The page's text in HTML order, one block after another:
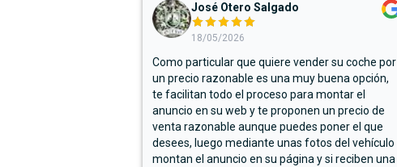
José Otero Salgado
18/05/2026
Como particular que quiere vender su coche por
un precio razonable es una muy buena opción,
te facilitan todo el proceso para montar el
anuncio en su web y te proponen un precio de
venta razonable aunque puedes poner el que
desees, luego mediante unas fotos del vehículo
montan el anuncio en su página y si reciben una